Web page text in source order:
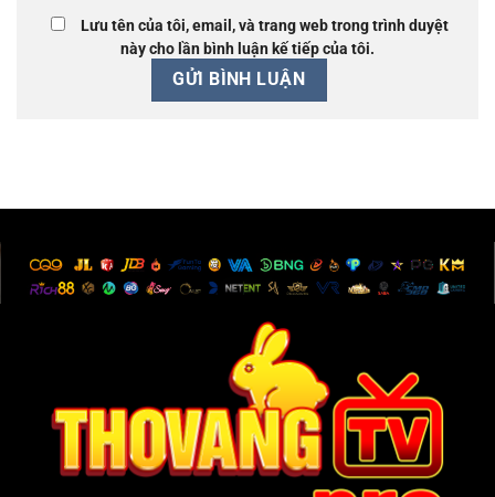
Lưu tên của tôi, email, và trang web trong trình duyệt
này cho lần bình luận kế tiếp của tôi.